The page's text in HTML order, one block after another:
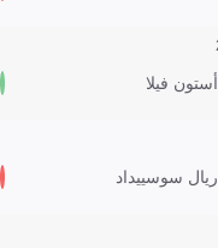
أستون فيلا
ريال سوسييداد